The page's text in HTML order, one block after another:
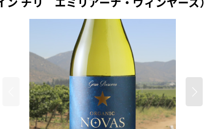
ン チリ エミリアーナ・ヴィンヤーズ）